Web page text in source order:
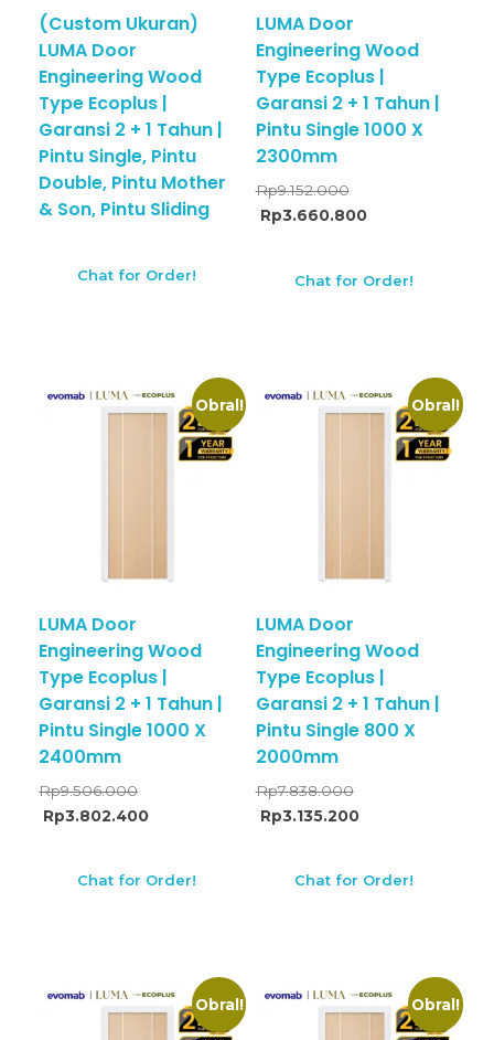
(Custom Ukuran)
LUMA Door
Engineering Wood
Type Ecoplus |
Garansi 2 + 1 Tahun |
Pintu Single, Pintu
Double, Pintu Mother
& Son, Pintu Sliding
Chat for Order!
LUMA Door
Engineering Wood
Type Ecoplus |
Garansi 2 + 1 Tahun |
Pintu Single 1000 X
2300mm
Rp9.152.000
Rp3.660.800
Chat for Order!
Obral!
LUMA Door
Engineering Wood
Type Ecoplus |
Garansi 2 + 1 Tahun |
Pintu Single 1000 X
2400mm
Rp9.506.000
Rp3.802.400
Chat for Order!
Obral!
LUMA Door
Engineering Wood
Type Ecoplus |
Garansi 2 + 1 Tahun |
Pintu Single 800 X
2000mm
Rp7.838.000
Rp3.135.200
Chat for Order!
Obral! Obral!